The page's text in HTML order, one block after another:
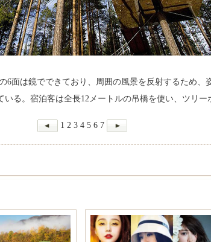
6面は鏡でできており、周囲の風景を反射するため
る。宿泊客は全長12メートルの吊橋を使い、ツリー
1 2 3 4 5 6 7